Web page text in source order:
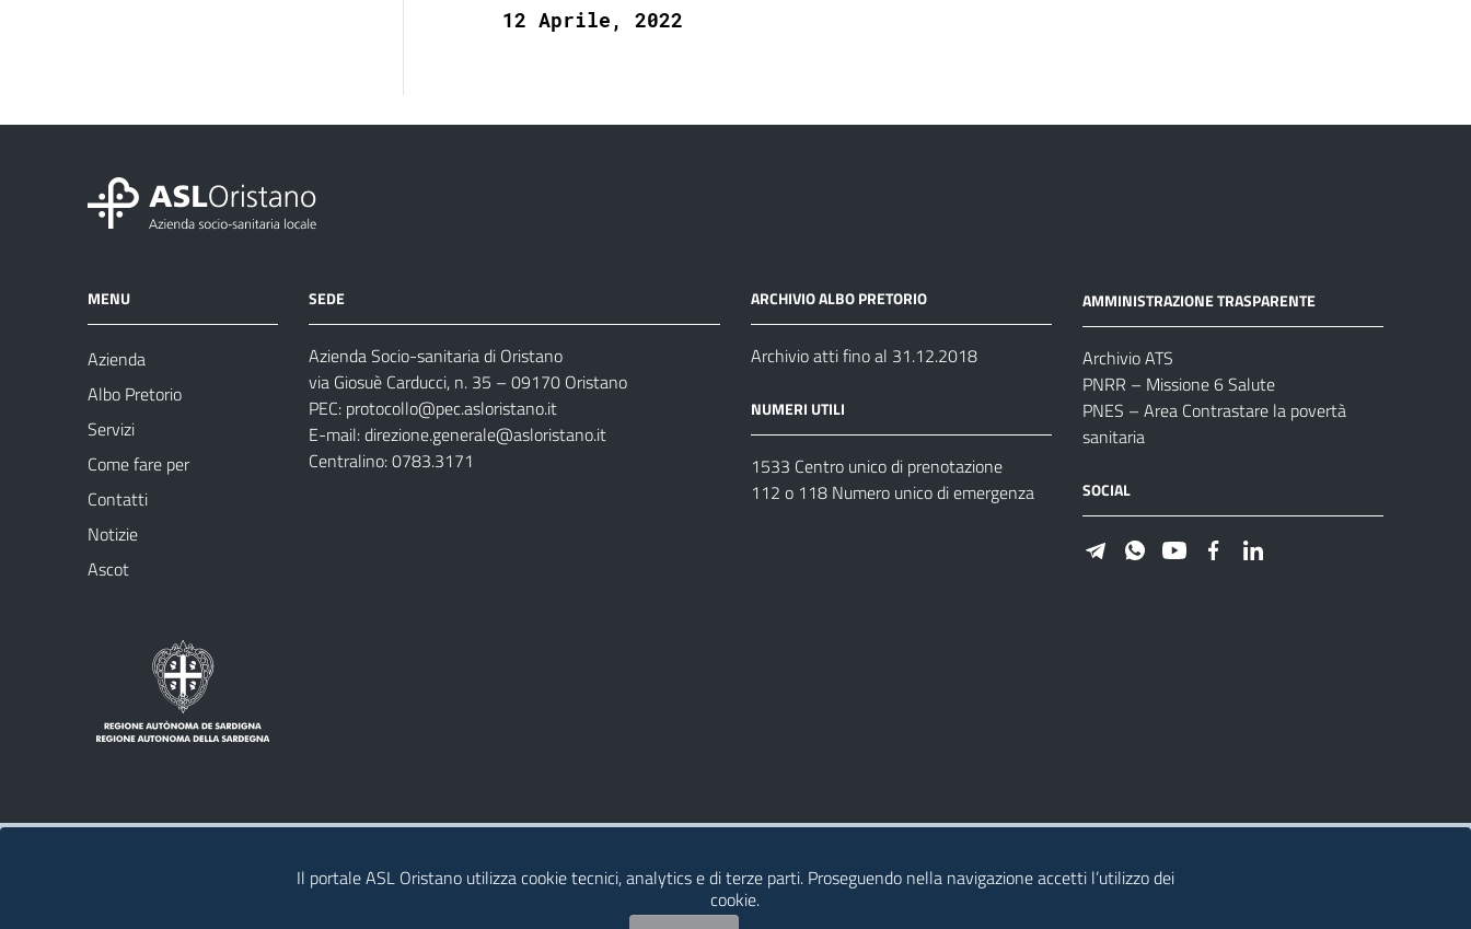
12 Aprile, 2022
MENU
Azienda
Albo Pretorio
Servizi
Come fare per
Contatti
Notizie
Ascot
SEDE
Azienda Socio-sanitaria di Oristano
via Giosuè Carducci, n. 35 – 09170 Oristano
PEC: protocollo@pec.asloristano.it
E-mail:direzione.generale@asloristano.it
Centralino: 0783.3171
ARCHIVIO ALBO PRETORIO
Archivio atti fino al 31.12.2018
NUMERI UTILI
1533 Centro unico di prenotazione
112 o 118 Numero unico di emergenza
AMMINISTRAZIONE TRASPARENTE
Archivio ATS
PNRR – Missione 6 Salute
PNES – Area Contrastare la povertà
sanitaria
SOCIAL
Il portale ASL Oristano utilizza cookie tecnici, analytics e di terze parti. Proseguendo nella navigazione accetti l’utilizzo dei
cookie.